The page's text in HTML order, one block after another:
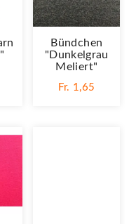
Bündchen
"dunkelgrau
Meliert"
Fr. 1,65